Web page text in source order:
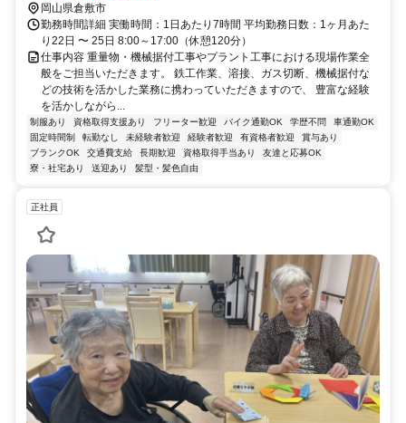
岡山県倉敷市
勤務時間詳細 実働時間：1日あたり7時間 平均勤務日数：1ヶ月あた
り22日 〜 25日 8:00～17:00（休憩120分）
仕事内容 重量物・機械据付工事やプラント工事における現場作業全
般をご担当いただきます。 鉄工作業、溶接、ガス切断、機械据付な
どの技術を活かした業務に携わっていただきますので、 豊富な経験
を活かしながら...
制服あり 資格取得支援あり フリーター歓迎 バイク通勤OK 学歴不問
車通勤OK
固定時間制
転勤なし 未経験者歓迎 経験者歓迎 有資格者歓迎
賞与あり
ブランクOK
交通費支給 長期歓迎 資格取得手当あり
友達と応募OK
寮・社宅あり
送迎あり 髪型・髪色自由
正社員